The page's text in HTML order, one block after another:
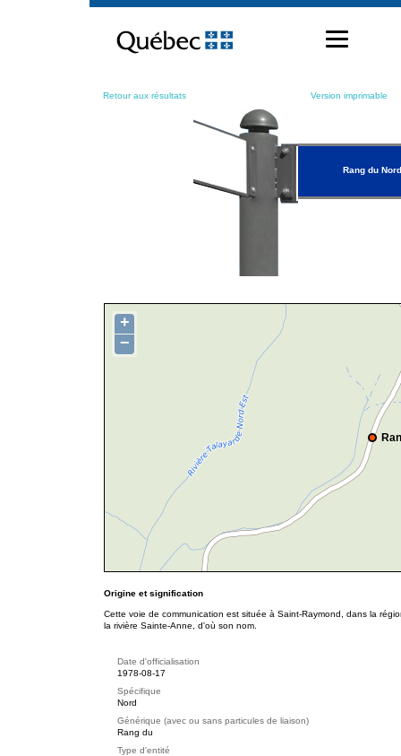
contenu
Retour aux résultats Version imprimable
Rang du Nord
+
−
Origine et signification
Cette voie de communication est située à Saint-Raymond, dans la
la rivière Sainte-Anne, d'où son nom.
Date d'officialisation
1978-08-17
Spécifique
Nord
Générique (avec ou sans particules de liaison)
Rang du
Type d'entité